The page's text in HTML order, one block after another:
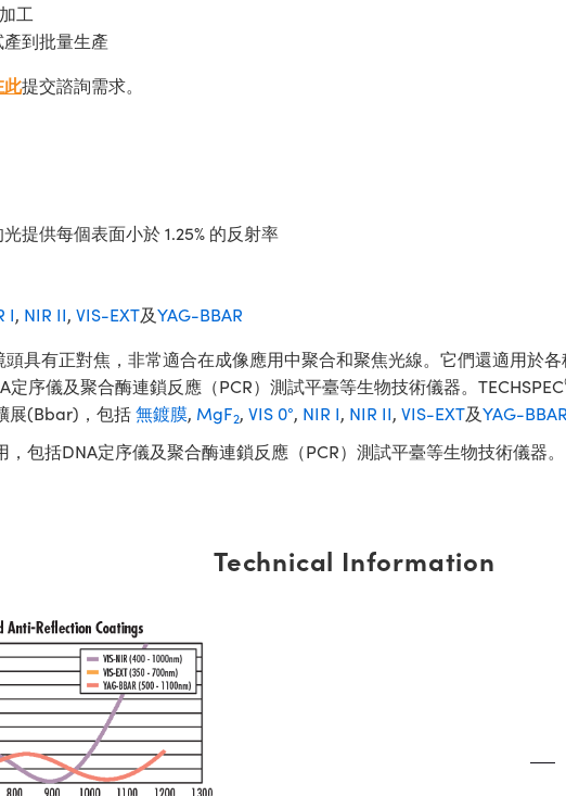
工
到批量生產
提交諮詢需求。
提供每個表面小於 1.25% 的反射率
I, NIR II, VIS-EXT及YAG-BBAR
具有正對焦，非常適合在成像應用中聚合和聚焦光線。它們還適用於
序儀及聚合酶連鎖反應（PCR）測試平臺等生物技術儀器。TECHSPEC
展(Bbar)，包括無鍍膜, MgF2, VIS 0°, NIR I, NIR II, VIS-EXT及YAG-BBAR
包括DNA定序儀及聚合酶連鎖反應（PCR）測試平臺等生物技術儀器。
Technical Information